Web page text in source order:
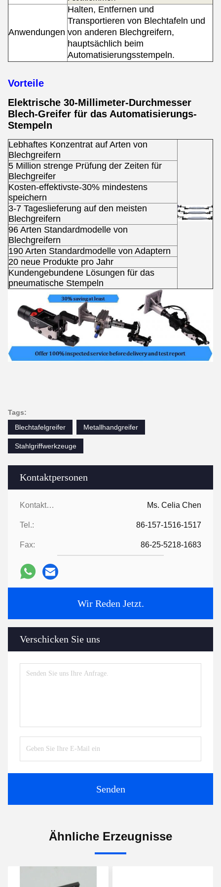
Kontaktpersonen
Kontaktpersonen: Ms. Celia Chen
Tel.: 86-157-1516-1517
Fax: 86-25-5218-1683
Wir Reden Jetzt.
Verschicken Sie uns
Senden
Anwendungen
Halten, Entfernen und
Transportieren von Blechtafeln und
von anderen Blechgreifern,
hauptsächlich beim
Automatisierungsstempeln.
Vorteile
Elektrische 30-Millimeter-Durchmesser
Blech-Greifer für das Automatisierungs-
Stempeln
Lebhaftes Konzentrat auf Arten von
Blechgreifern
5 Million strenge Prüfung der Zeiten für
Blechgreifer
Kosten-effektivste-30% mindestens
speichern
3-7 Tageslieferung auf den meisten
Blechgreifern
96 Arten Standardmodelle von
Blechgreifern
190 Arten Standardmodelle von Adaptern
20 neue Produkte pro Jahr
Kundengebundene Lösungen für das
pneumatische Stempeln
Tags:
Blechtafelgreifer
Metallhandgreifer
Stahlgriffwerkzeuge
Ähnliche Erzeugnisse